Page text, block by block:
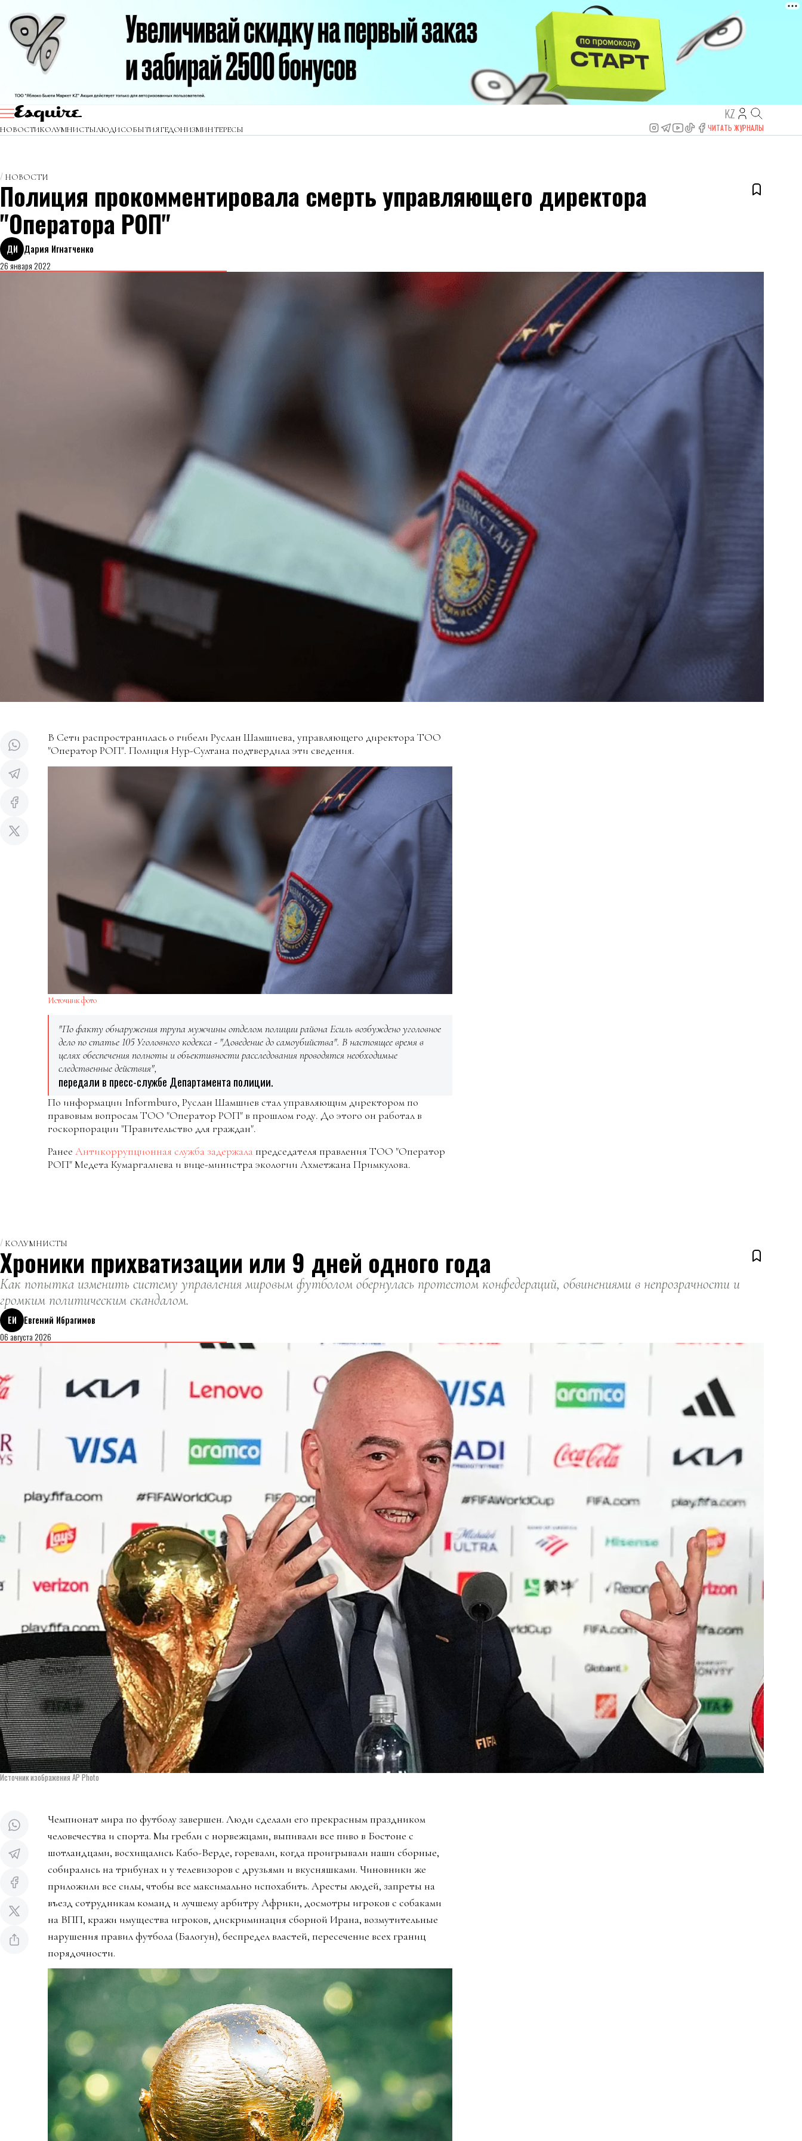
KZ
НОВОСТИКОЛУМНИСТЫЛЮДИСОБЫТИЯГЕДОНИЗМИНТЕРЕСЫ ЧИТАТЬ ЖУРНАЛЫ
НОВОСТИ
Полиция прокомментировала смерть управляющего директора
"Оператора РОП"
ДИ Дария Игнатченко
26 января 2022
В Сети распространилась о гибели Руслан Шамшиева, управляющего директора ТОО
"Оператор РОП". Полиция Нур-Султана подтвердила эти сведения.
Источник фото
"По факту обнаружения трупа мужчины отделом полиции района Есиль возбуждено уголовное
дело по статье 105 Уголовного кодекса - "Доведение до самоубийства". В настоящее время в
целях обеспечения полноты и объективности расследования проводятся необходимые
следственные действия",
передали в пресс-службе Департамента полиции.
По информации Informburo, Руслан Шамшиев стал управляющим директором по
правовым вопросам ТОО "Оператор РОП" в прошлом году. До этого он работал в
госкорпорации "Правительство для граждан".
Ранее Антикоррупционная служба задержала председателя правления ТОО "Оператор
РОП" Медета Кумаргалиева и вице-министра экологии Ахметжана Примкулова.
КОЛУМНИСТЫ
Хроники прихватизации или 9 дней одного года
Как попытка изменить систему управления мировым футболом обернулась протестом конфедераций, обвинениями в непрозрачности и
громким политическим скандалом.
ЕИ
Евгений Ибрагимов
06 августа 2026
Источник изображения AP Photo
Чемпионат мира по футболу завершен. Люди сделали его прекрасным праздником
человечества и спорта. Мы гребли с норвежцами, выпивали все пиво в Бостоне с
шотландцами, восхищались Кабо-Верде, горевали, когда проигрывали наши сборные,
собирались на трибунах и у телевизоров с друзьями и вкусняшками. Чиновники же
приложили все силы, чтобы все максимально испохабить. Аресты людей, запреты на
въезд сотрудникам команд и лучшему арбитру Африки, досмотры игроков с собаками
на ВПП, кражи имущества игроков, дискриминация сборной Ирана, возмутительные
нарушения правил футбола (Балогун), беспредел властей, пересечение всех границ
порядочности.